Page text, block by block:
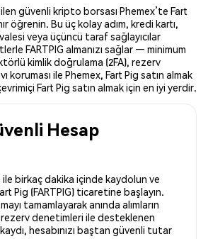
güvenli kripto borsası Phemex’te Fart
öğrenin. Bu üç kolay adım, kredi kartı,
veya üçüncü taraf sağlayıcılar
FARTPIG almanızı sağlar — minimum
kimlik doğrulama (2FA), rezerv
koruması ile Phemex, Fart Pig satın almak
Fart Pig satın almak için en iyi yerdir.
Hesap
birkaç dakika içinde kaydolun ve
Pig (FARTPIG) ticaretine başlayın.
tamamlayarak anında alımların
rezerv denetimleri ile desteklenen
hesabınızı baştan güvenli tutar